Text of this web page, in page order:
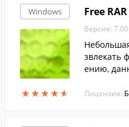
Windows
★★★★★
★★★★★
Free
Версия:
звлекать
ению,
а и
Лицензия: